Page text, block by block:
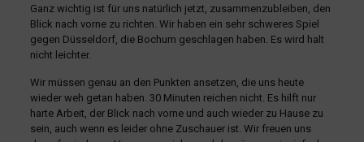
Ganz wichtig ist für uns natürlich jetzt, zusammenzubleiben, den
Blick nach vorne zu richten. Wir haben ein sehr schweres Spiel
gegen Düsseldorf, die Bochum geschlagen haben. Es wird halt
nicht leichter.
Wir müssen genau an den Punkten ansetzen, die uns heute
wieder weh getan haben. 30 Minuten reichen nicht. Es hilft nur
harte Arbeit, der Blick nach vorne und auch wieder zu Hause zu
sein, auch wenn es leider ohne Zuschauer ist. Wir freuen uns